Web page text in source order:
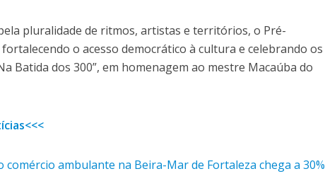
pluralidade de ritmos, artistas e territórios, o Pré-
o acesso democrático à cultura e celebrando os
Batida dos 300”, em homenagem ao mestre Macaúba do
comércio ambulante na Beira-Mar de Fortaleza chega a 30%